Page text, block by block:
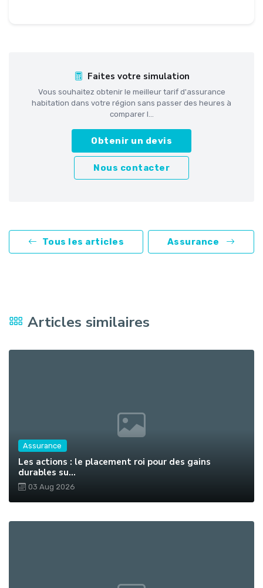
Faites votre simulation
Vous souhaitez obtenir le meilleur tarif d'assurance
habitation dans votre région sans passer des heures à
comparer l...
Obtenir un devis
Nous contacter
Tous les articles Assurance
Articles similaires
Assurance
Les actions : le placement roi pour des gains
durables su...
03 Aug 2026